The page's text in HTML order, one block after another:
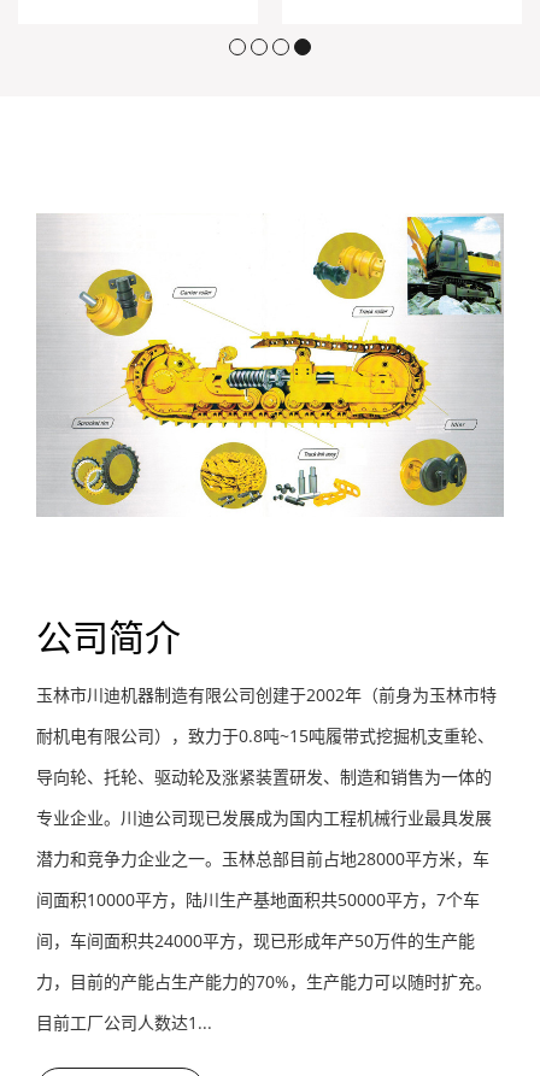
公司简介
玉林市川迪机器制造有限公司创建于2002年（前身为玉林市特
耐机电有限公司），致力于0.8吨~15吨履带式挖掘机支重轮、
导向轮、托轮、驱动轮及涨紧装置研发、制造和销售为一体的
专业企业。川迪公司现已发展成为国内工程机械行业最具发展
潜力和竞争力企业之一。玉林总部目前占地28000平方米，车
间面积10000平方，陆川生产基地面积共50000平方，7个车
间，车间面积共24000平方，现已形成年产50万件的生产能
力，目前的产能占生产能力的70%，生产能力可以随时扩充。
目前工厂公司人数达1...